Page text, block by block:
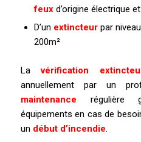
feuxd’origine électrique et
D’un extincteurpar
200m²
Lavérification
annuellement par un
maintenance régulière
équipements en cas de
un début d’incendie.